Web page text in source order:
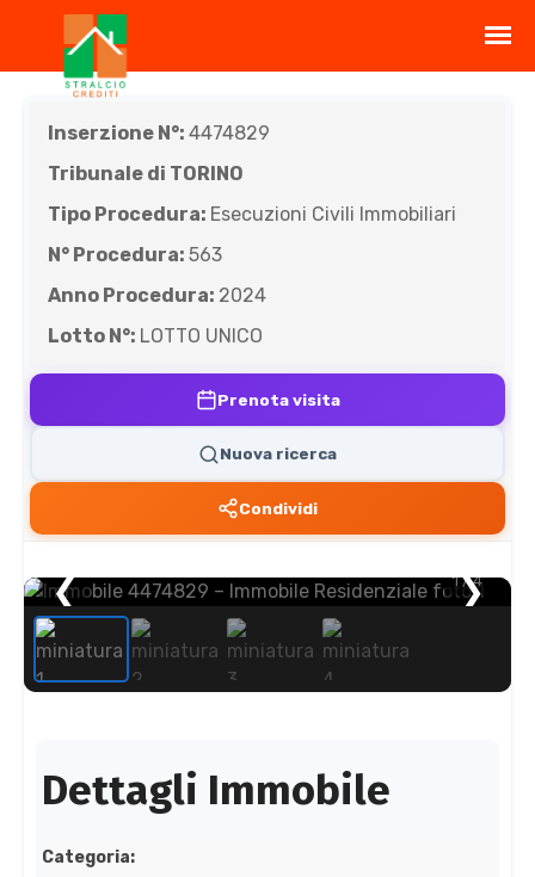
Inserzione N°: 4474829
Tribunale di TORINO
Tipo Procedura: Esecuzioni Civili Immobiliari
N° Procedura: 563
Anno Procedura: 2024
Lotto N°: LOTTO UNICO
Prenota visita
Nuova ricerca
Condividi
❮ ❯
1/ 4
Dettagli Immobile
Categoria: